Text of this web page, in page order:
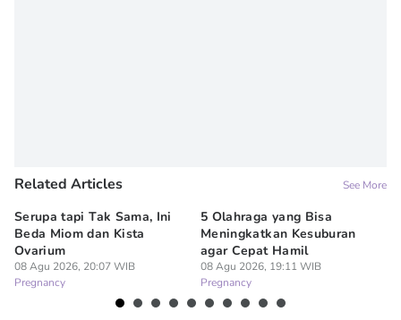
Related Articles See More
Serupa tapi Tak Sama, Ini
Beda Miom dan Kista
Ovarium
08 Agu 2026, 20:07 WIB
Pregnancy
5 Olahraga yang Bisa
Meningkatkan Kesuburan
agar Cepat Hamil
08 Agu 2026, 19:11 WIB
Pregnancy